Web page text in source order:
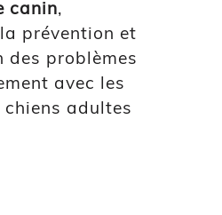
canin,
prévention et
des problèmes
avec les
adultes